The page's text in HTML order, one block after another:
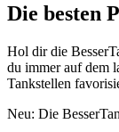
Die besten
Hol dir die
du immer auf dem
Tankstellen
Neu: Die